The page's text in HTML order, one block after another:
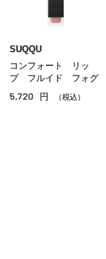
グロス
チーク
シェーディング・ハイ
SUQQU
コンフォート リッ
プ フルイド フォグ
5,720 円 （税込）